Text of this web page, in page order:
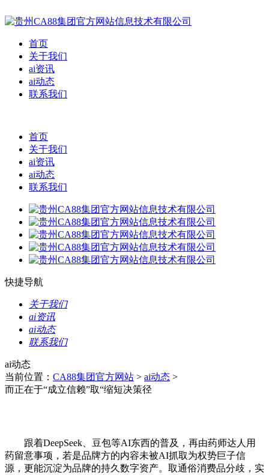
首页
关于我们
ai资讯
ai动态
联系我们
首页
关于我们
ai资讯
ai动态
联系我们
快捷导航
关于我们
ai资讯
ai动态
联系我们
ai动态
当前位置： CA88集团官方网站 > ai动态 >
而正在于“成立信赖”取“缩短决策径
跟着DeepSeek、豆包等AI东西的普及，再由药师达人用
药留意事项，若是品牌方的内容未被AI抓取为权势巨子信
源，更能沉淀为品牌的持久数字资产。取通俗消费品分歧，实